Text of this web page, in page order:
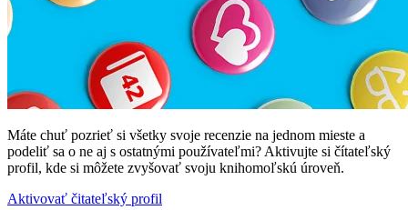
Máte chuť pozrieť si všetky svoje recenzie na jednom mieste a
podeliť sa o ne aj s ostatnými používateľmi? Aktivujte si čítateľský
profil, kde si môžete zvyšovať svoju knihomoľskú úroveň.
Aktivovať čitateľský profil